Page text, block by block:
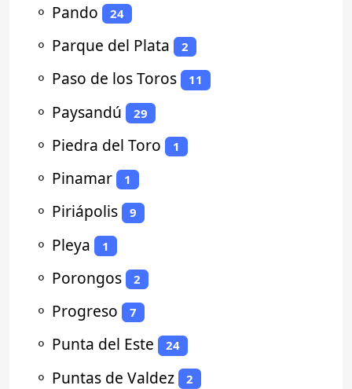
⚬ Pando 24
⚬ Parque del Plata 2
⚬ Paso de los Toros 11
⚬ Paysandú 29
⚬ Piedra del Toro 1
⚬ Pinamar 1
⚬ Piriápolis 9
⚬ Pleya 1
⚬ Porongos 2
⚬ Progreso 7
⚬ Punta del Este 24
⚬ Puntas de Valdez 2